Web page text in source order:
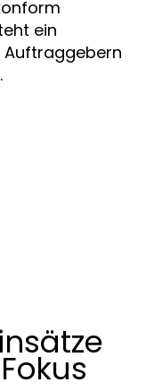
ein
Auftraggebern